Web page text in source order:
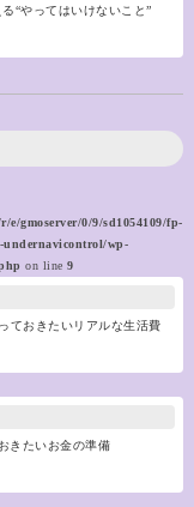
“やってはいけないこと”
e/gmoserver/0/9/sd1054109/fp-
undernavicontrol/wp-
on line 9
ておきたいリアルな生活費
きたいお金の準備